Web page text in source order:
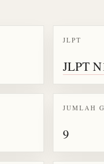
JLPT
JLPT
JUMLAH
9